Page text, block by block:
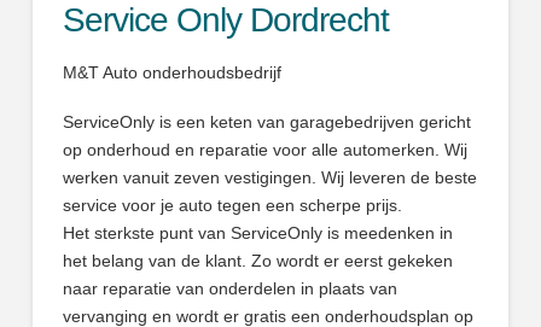
Service Only Dordrecht
M&T Auto onderhoudsbedrijf
ServiceOnly is een keten van garagebedrijven gericht
op onderhoud en reparatie voor alle automerken. Wij
werken vanuit zeven vestigingen. Wij leveren de beste
service voor je auto tegen een scherpe prijs.
Het sterkste punt van ServiceOnly is meedenken in
het belang van de klant. Zo wordt er eerst gekeken
naar reparatie van onderdelen in plaats van
vervanging en wordt er gratis een onderhoudsplan op